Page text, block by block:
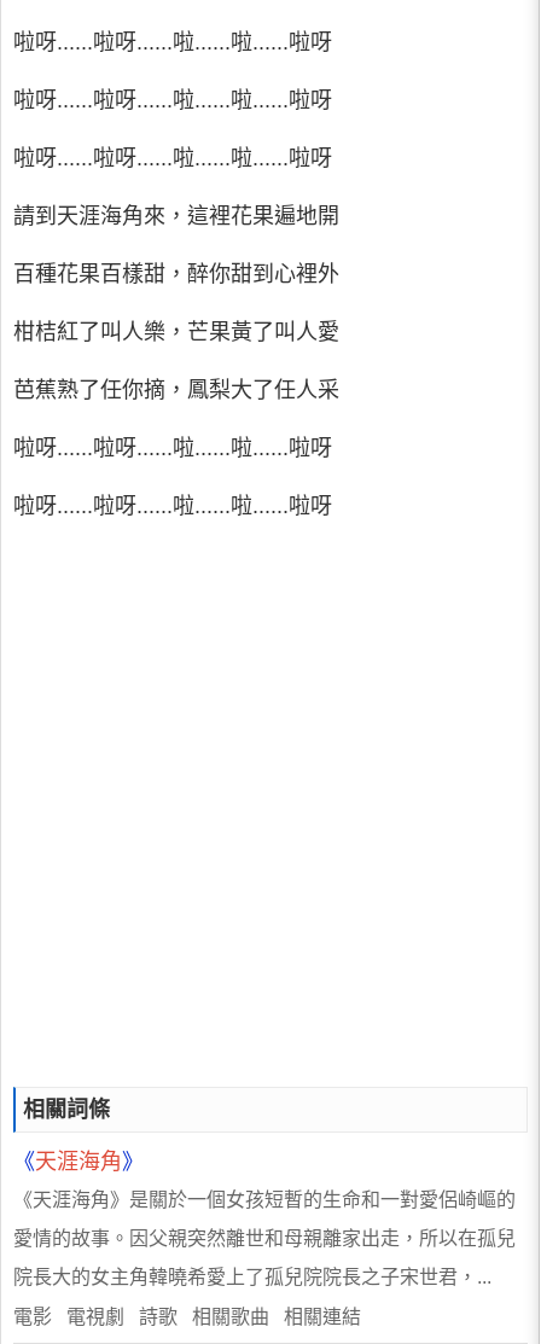
啦呀......啦呀......啦......啦......啦呀
啦呀......啦呀......啦......啦......啦呀
啦呀......啦呀......啦......啦......啦呀
請到天涯海角來，這裡花果遍地開
百種花果百樣甜，醉你甜到心裡外
柑桔紅了叫人樂，芒果黃了叫人愛
芭蕉熟了任你摘，鳳梨大了任人采
啦呀......啦呀......啦......啦......啦呀
啦呀......啦呀......啦......啦......啦呀
相關詞條
《天涯海角》
《天涯海角》是關於一個女孩短暫的生命和一對愛侶崎嶇的
愛情的故事。因父親突然離世和母親離家出走，所以在孤兒
院長大的女主角韓曉希愛上了孤兒院院長之子宋世君，...
電影 電視劇 詩歌 相關歌曲 相關連結